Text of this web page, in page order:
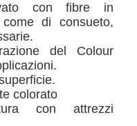
con fibre in
di consueto,
del Colour
colorato
con attrezzi